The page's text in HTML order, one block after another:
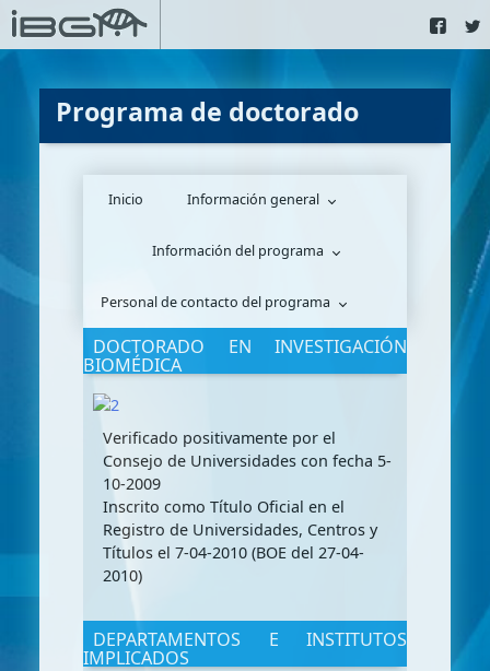
Programa de doctorado
Inicio Información general
Información del programa
Personal de contacto del programa
DOCTORADO EN INVESTIGACIÓN
BIOMÉDICA
Verificado positivamente por el
Consejo de Universidades con fecha 5-
10-2009
Inscrito como Título Oficial en el
Registro de Universidades, Centros y
Títulos el 7-04-2010 (BOE del 27-04-
2010)
DEPARTAMENTOS E INSTITUTOS
IMPLICADOS